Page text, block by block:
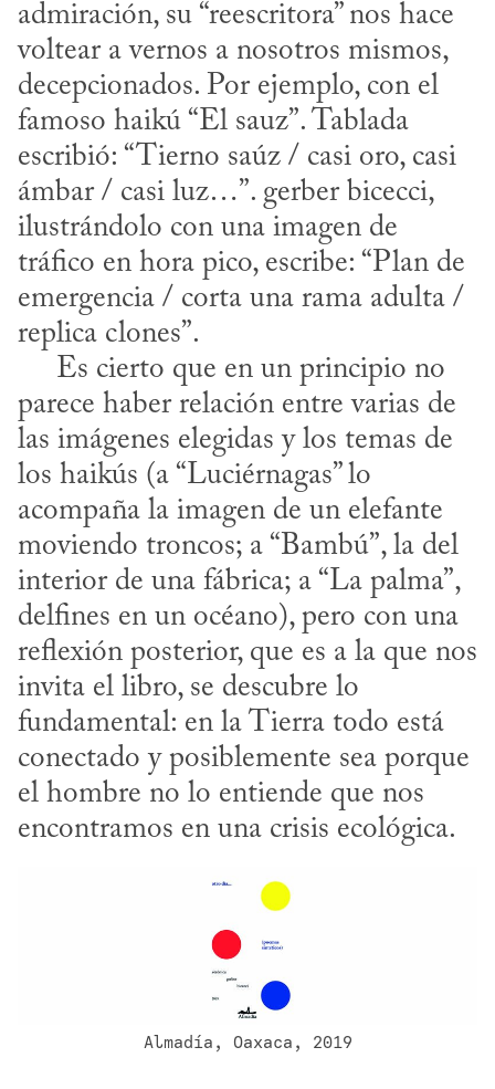
admiración, su “reescritora” nos hace
voltear a vernos a nosotros mismos,
decepcionados. Por ejemplo, con el
famoso haikú “El sauz”. Tablada
escribió: “Tierno saúz / casi oro, casi
ámbar / casi luz…”. gerber bicecci,
ilustrándolo con una imagen de
tráfico en hora pico, escribe: “Plan de
emergencia / corta una rama adulta /
replica clones”.
parece haber relación entre varias de
las imágenes elegidas y los temas de
los haikús (a “Luciérnagas” lo
acompaña la imagen de un elefante
moviendo troncos; a “Bambú”, la del
interior de una fábrica; a “La palma”,
delfines en un océano), pero con una
reflexión posterior, que es a la que nos
invita el libro, se descubre lo
fundamental: en la Tierra todo está
conectado y posiblemente sea porque
el hombre no lo entiende que nos
encontramos en una crisis ecológica.
Almadía, Oaxaca, 2019